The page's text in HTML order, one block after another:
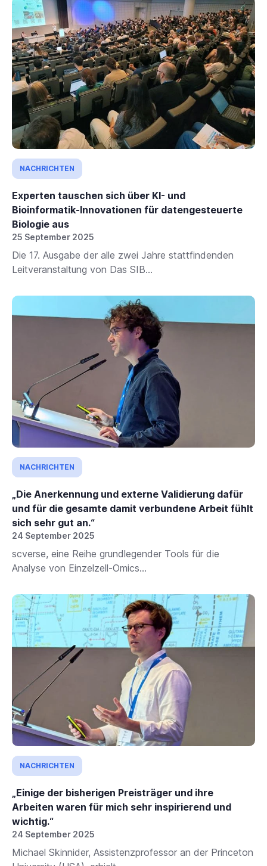
NACHRICHTEN
Experten tauschen sich über KI- und
Bioinformatik-Innovationen für datengesteuerte
Biologie aus
25 September 2025
Die 17. Ausgabe der alle zwei Jahre stattfindenden
Leitveranstaltung von Das SIB...
NACHRICHTEN
„Die Anerkennung und externe Validierung dafür
und für die gesamte damit verbundene Arbeit fühlt
sich sehr gut an.“
24 September 2025
scverse, eine Reihe grundlegender Tools für die
Analyse von Einzelzell-Omics...
NACHRICHTEN
„Einige der bisherigen Preisträger und ihre
Arbeiten waren für mich sehr inspirierend und
wichtig.“
24 September 2025
Michael Skinnider, Assistenzprofessor an der Princeton